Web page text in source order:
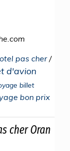
pas cher /
d'avion
billet
bon prix
cher Oran